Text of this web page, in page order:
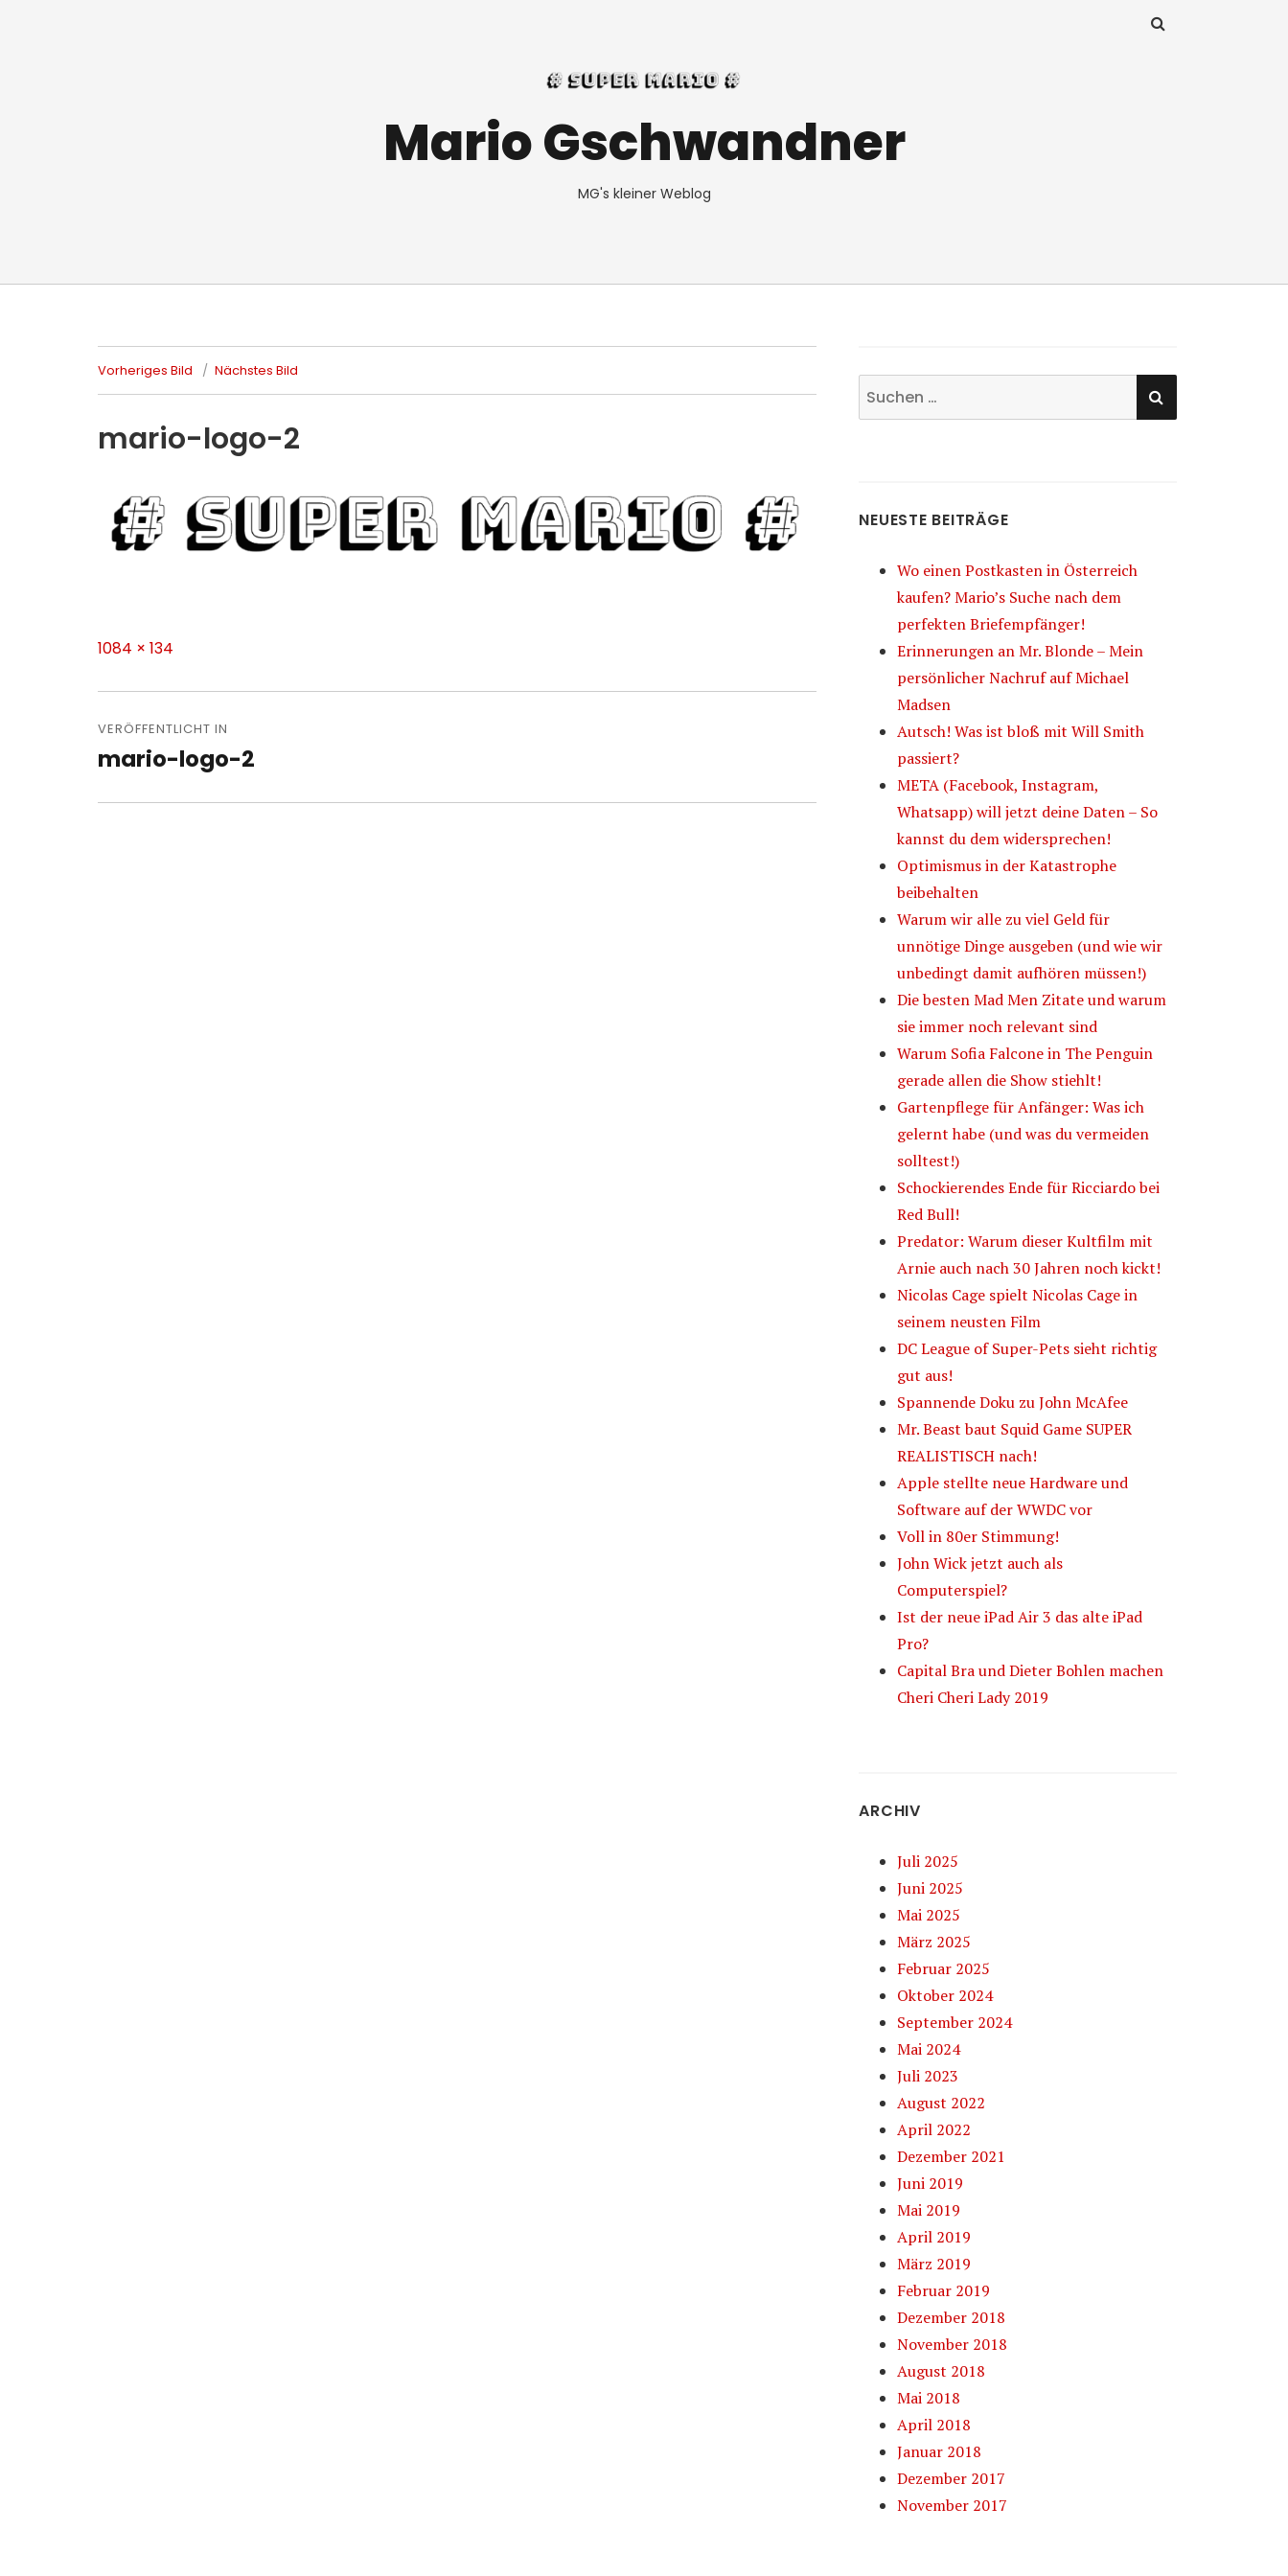
Mario Gschwandner
MG's kleiner Weblog
Vorheriges Bild Nächstes Bild
mario-logo-2
Volle
1084 × 134
VERÖFFENTLICHT IN
mario-logo-2
Suchen
nach:
SUCHEN
NEUESTE BEITRÄGE
Wo einen Postkasten in Österreich
kaufen? Mario’s Suche nach dem
perfekten Briefempfänger!
Erinnerungen an Mr. Blonde – Mein
persönlicher Nachruf auf Michael
Madsen
Autsch! Was ist bloß mit Will Smith
passiert?
META (Facebook, Instagram,
Whatsapp) will jetzt deine Daten – So
kannst du dem widersprechen!
Optimismus in der Katastrophe
beibehalten
Warum wir alle zu viel Geld für
unnötige Dinge ausgeben (und wie wir
unbedingt damit aufhören müssen!)
Die besten Mad Men Zitate und warum
sie immer noch relevant sind
Warum Sofia Falcone in The Penguin
gerade allen die Show stiehlt!
Gartenpflege für Anfänger: Was ich
gelernt habe (und was du vermeiden
solltest!)
Schockierendes Ende für Ricciardo bei
Red Bull!
Predator: Warum dieser Kultfilm mit
Arnie auch nach 30 Jahren noch kickt!
Nicolas Cage spielt Nicolas Cage in
seinem neusten Film
DC League of Super-Pets sieht richtig
gut aus!
Spannende Doku zu John McAfee
Mr. Beast baut Squid Game SUPER
REALISTISCH nach!
Apple stellte neue Hardware und
Software auf der WWDC vor
Voll in 80er Stimmung!
John Wick jetzt auch als
Computerspiel?
Ist der neue iPad Air 3 das alte iPad
Pro?
Capital Bra und Dieter Bohlen machen
Cheri Cheri Lady 2019
ARCHIV
Juli 2025
Juni 2025
Mai 2025
März 2025
Februar 2025
Oktober 2024
September 2024
Mai 2024
Juli 2023
August 2022
April 2022
Dezember 2021
Juni 2019
Mai 2019
April 2019
März 2019
Februar 2019
Dezember 2018
November 2018
August 2018
Mai 2018
April 2018
Januar 2018
Dezember 2017
November 2017